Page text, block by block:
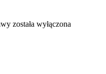
została wyłączona